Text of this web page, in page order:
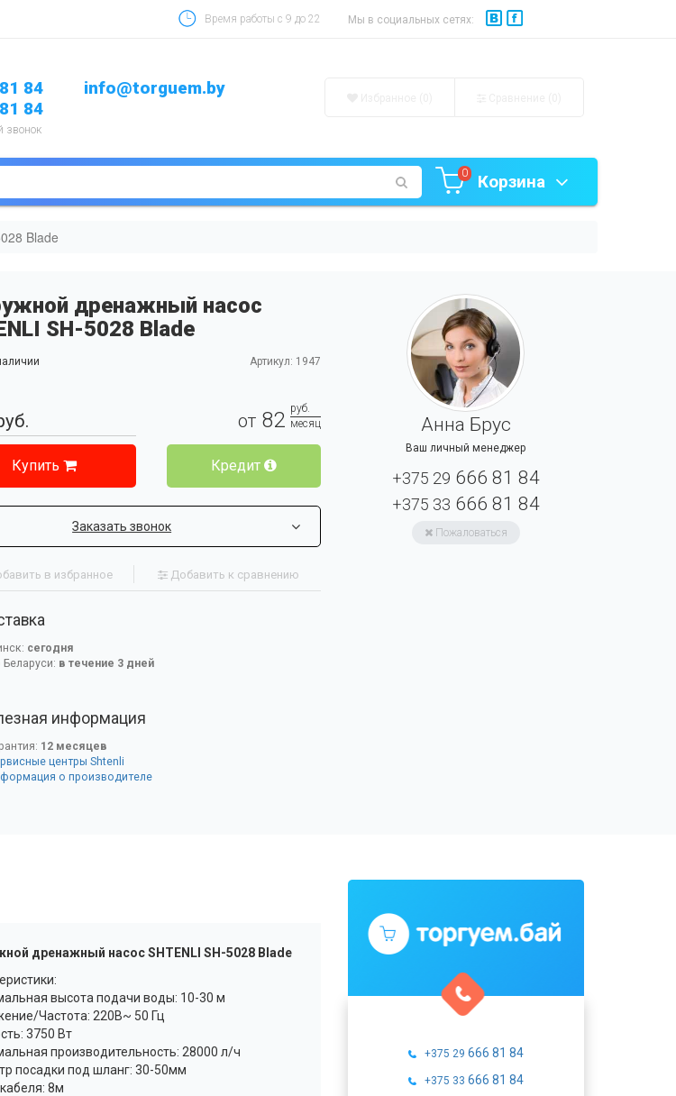
Время работы с 9 до 22 Мы в социальных сетях:
84
84
звонок
info@torguem.by
0 Корзина
Blade
дренажный насос
SH-5028 Blade
Артикул: 1947
от 82 руб.
месяц
Купить Кредит
Заказать звонок
в избранное Добавить к сравнению
сегодня
Беларуси: в течение 3 дней
информация
12 месяцев
центры Shtenli
о производителе
Анна Брус
Ваш личный менеджер
+375 29 666 81 84
+375 33 666 81 84
Пожаловаться
дренажный насос SHTENLI SH-5028 Blade
высота подачи воды: 10-30 м
Частота: 220В~ 50 Гц
3750 Вт
производительность: 28000 л/ч
посадки под шланг: 30-50мм
8м
+375 29 666 81 84
+375 33 666 81 84